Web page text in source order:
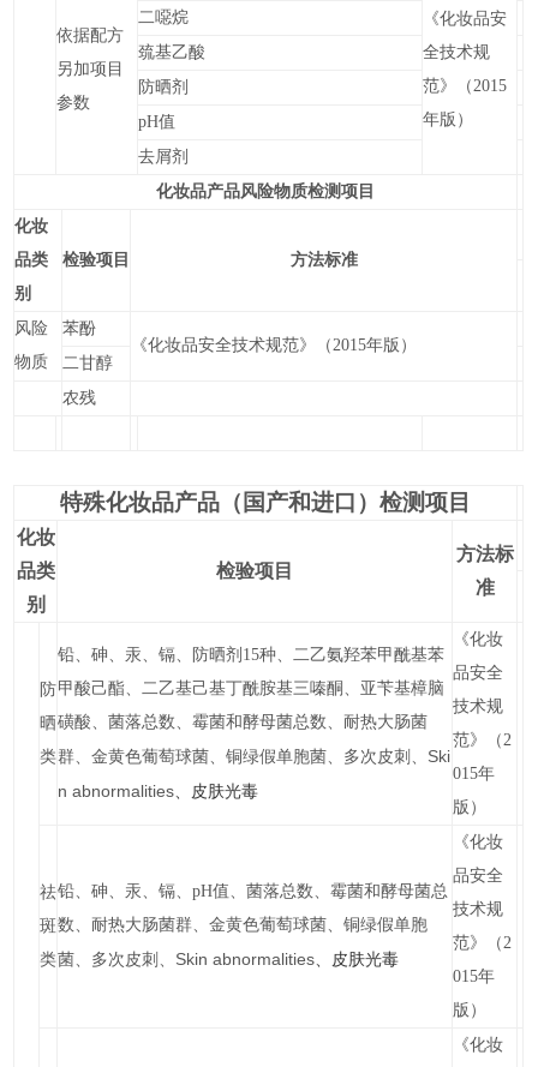
依据配方
另加项目
参数
《化妆品安
全技术规
范》（2015
年版）
二噁烷
巯基乙酸
防晒剂
pH值
去屑剂
化妆品产品风险物质检测项目
化妆
品类
别
检验项目 方法标准
风险
物质
苯酚
《化妆品安全技术规范》（2015年版）
二甘醇
农残
特殊化妆品产品（国产和进口）检测项目
化妆
品类
别
检验项目
方法标
准
防
晒
类
铅、砷、汞、镉、防晒剂15种、二乙氨羟苯甲酰基苯
甲酸己酯、二乙基己基丁酰胺基三嗪酮、亚苄基樟脑
磺酸、菌落总数、霉菌和酵母菌总数、耐热大肠菌
群、金黄色葡萄球菌、铜绿假单胞菌、多次皮刺、 Ski
n abnormalities 、皮肤光毒
《化妆
品安全
技术规
范》（2
015年
版）
祛
斑
类
铅、砷、汞、镉、pH值、菌落总数、霉菌和酵母菌总
数、耐热大肠菌群、金黄色葡萄球菌、铜绿假单胞
菌、多次皮刺、 Skin abnormalities 、皮肤光毒
《化妆
品安全
技术规
范》（2
015年
版）
《化妆